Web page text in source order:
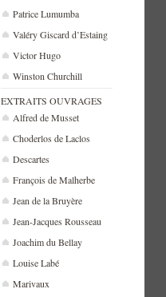
Patrice Lumumba
Valéry Giscard d’Estaing
Victor Hugo
Winston Churchill
EXTRAITS OUVRAGES
Alfred de Musset
Choderlos de Laclos
Descartes
François de Malherbe
Jean de la Bruyère
Jean-Jacques Rousseau
Joachim du Bellay
Louise Labé
Marivaux